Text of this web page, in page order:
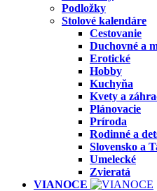
Podložky
Stolové kalendáre
Cestovanie
Duchovné a
Erotické
Hobby
Kuchyňa
Kvety a
Plánovacie
Príroda
Rodinné a
Slovensko a
Umelecké
Zvieratá
VIANOCE